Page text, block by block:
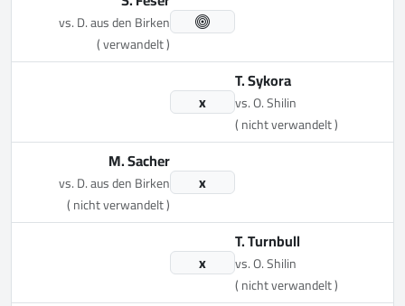
vs. D. aus den Birken
( verwandelt )
x
T. Sykora
vs. O. Shilin
( nicht verwandelt )
x
M. Sacher
vs. D. aus den Birken
( nicht verwandelt )
x
T. Turnbull
vs. O. Shilin
( nicht verwandelt )